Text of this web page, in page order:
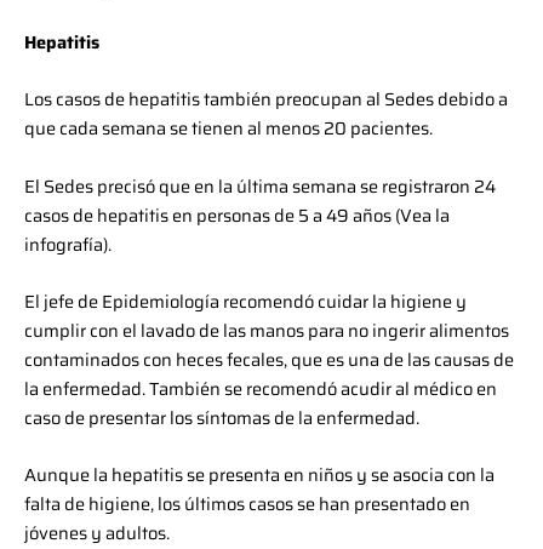
Hepatitis
Los casos de hepatitis también preocupan al Sedes debido a
que cada semana se tienen al menos 20 pacientes.
El Sedes precisó que en la última semana se registraron 24
casos de hepatitis en personas de 5 a 49 años (Vea la
infografía).
El jefe de Epidemiología recomendó cuidar la higiene y
cumplir con el lavado de las manos para no ingerir alimentos
contaminados con heces fecales, que es una de las causas de
la enfermedad. También se recomendó acudir al médico en
caso de presentar los síntomas de la enfermedad.
Aunque la hepatitis se presenta en niños y se asocia con la
falta de higiene, los últimos casos se han presentado en
jóvenes y adultos.